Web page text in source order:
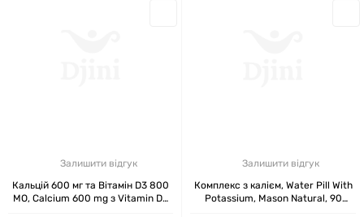
Залишити відгук
Кальцій 600 мг та Вітамін D3 800
МО, Calcium 600 mg з Vitamin D3
Залишити відгук
Комплекс з калієм, Water Pill With
Potassium, Mason Natural, 90